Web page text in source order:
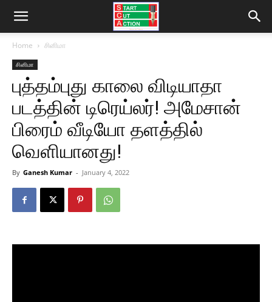
Home சினிமா
சினிமா
புத்தம்புது காலை விடியாதா
படத்தின் டிரெய்லர்! அமேசான்
பிரைம் வீடியோ தளத்தில்
வெளியானது!
By Ganesh Kumar - January 4, 2022